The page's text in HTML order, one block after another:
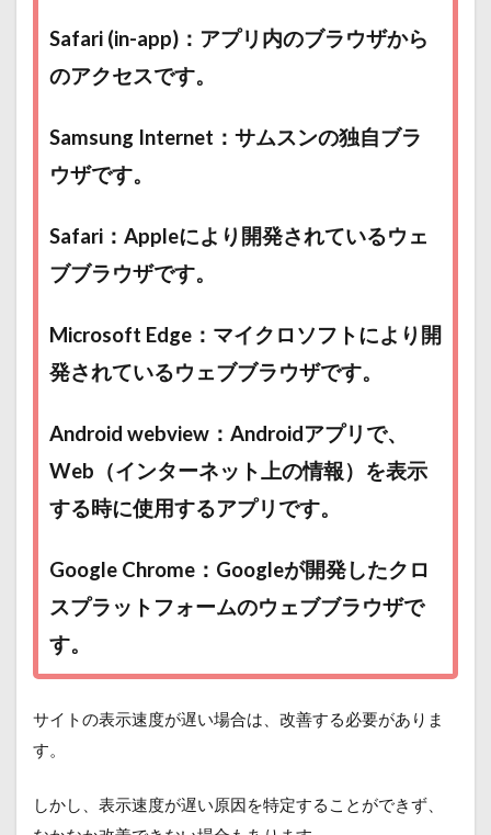
Safari (in-app)：アプリ内のブラウザから
のアクセスです。
Samsung Internet：サムスンの独自ブラ
ウザです。
Safari：Appleにより開発されているウェ
ブブラウザです。
Microsoft Edge：マイクロソフトにより開
発されているウェブブラウザです。
Android webview：Androidアプリで、
Web（インターネット上の情報）を表示
する時に使用するアプリです。
Google Chrome：Googleが開発したクロ
スプラットフォームのウェブブラウザで
す。
サイトの表示速度が遅い場合は、改善する必要がありま
す。
しかし、表示速度が遅い原因を特定することができず、